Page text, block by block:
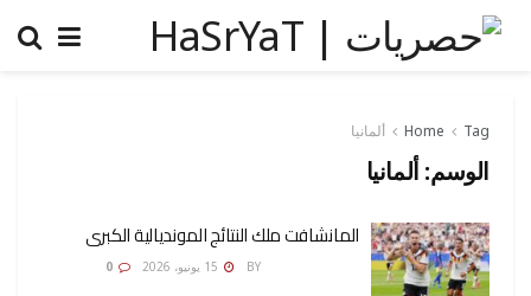
Home Tag ألمانيا
الوسم: ألمانيا
المانشافت ملك النتائج المونديالية الكبرى
BY